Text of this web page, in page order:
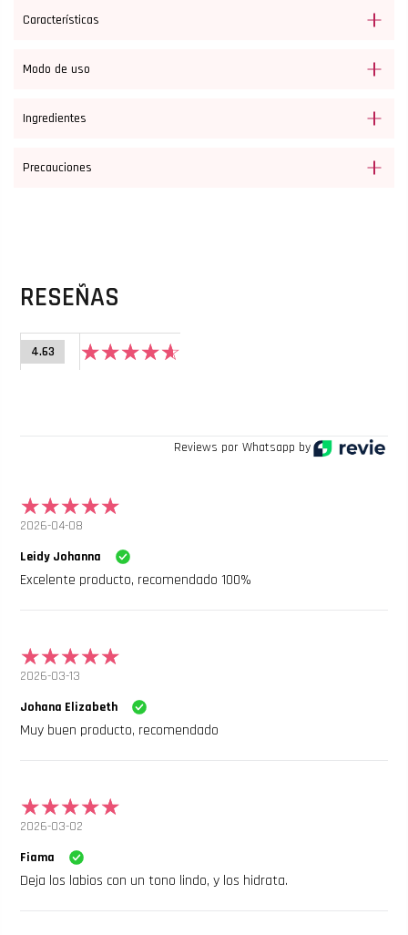
Características
Modo de uso
Ingredientes
Precauciones
RESEÑAS
4.63
Reviews por Whatsapp by
2026-04-08
Leidy Johanna
Excelente producto, recomendado 100%
2026-03-13
Johana Elizabeth
Muy buen producto, recomendado
2026-03-02
Fiama
Deja los labios con un tono lindo, y los hidrata.